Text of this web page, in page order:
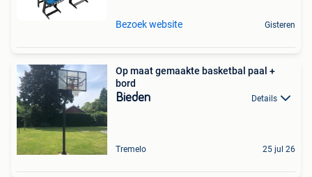
Bezoek website Gisteren
Op maat gemaakte basketbal paal +
bord
Bieden Details
Tremelo 25 jul 26